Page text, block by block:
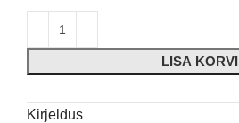
LISA KORVI
Kirjeldus